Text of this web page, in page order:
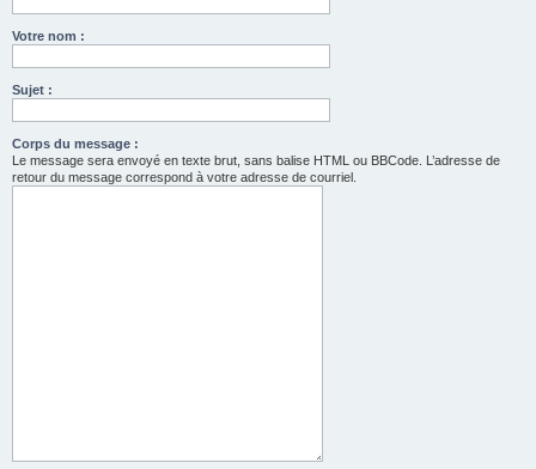
Votre nom :
Sujet :
Corps du message :
Le message sera envoyé en texte brut, sans balise HTML ou BBCode. L’adresse de
retour du message correspond à votre adresse de courriel.